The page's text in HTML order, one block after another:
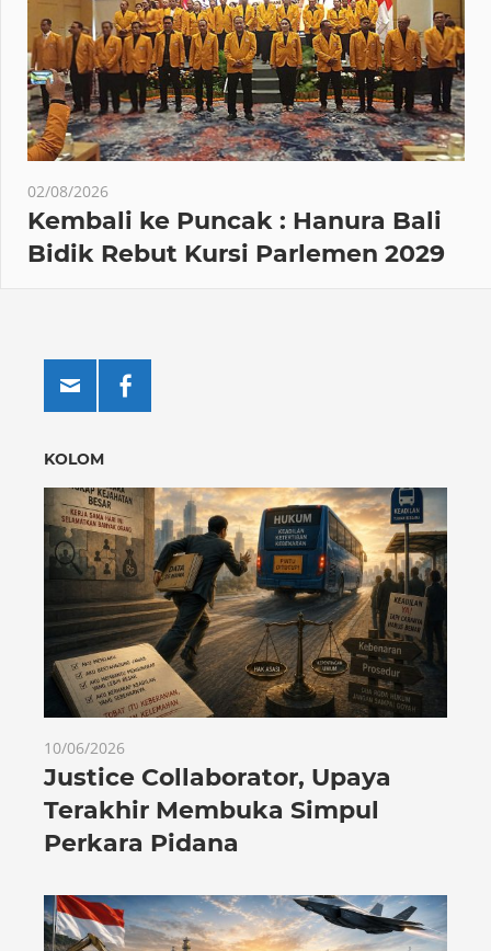
02/08/2026
Kembali ke Puncak : Hanura Bali
Bidik Rebut Kursi Parlemen 2029
KOLOM
10/06/2026
Justice Collaborator, Upaya
Terakhir Membuka Simpul
Perkara Pidana